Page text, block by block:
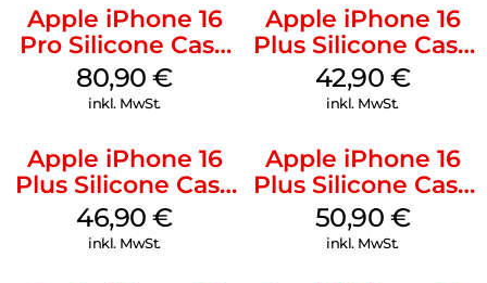
Apple iPhone 16
Pro Silicone Case
MagSafe Stone
Gray
80,90€
inkl. MwSt.
Apple iPhone 16
Plus Silicone Case
MagSafe Plum
42,90 €
inkl. MwSt.
Apple iPhone 16
Plus Silicone Case
MagSafe Stone
Gray
46,90€
inkl. MwSt.
Apple iPhone 16
Plus Silicone Case
MagSafe Lake
Green
50,90 €
inkl. MwSt.